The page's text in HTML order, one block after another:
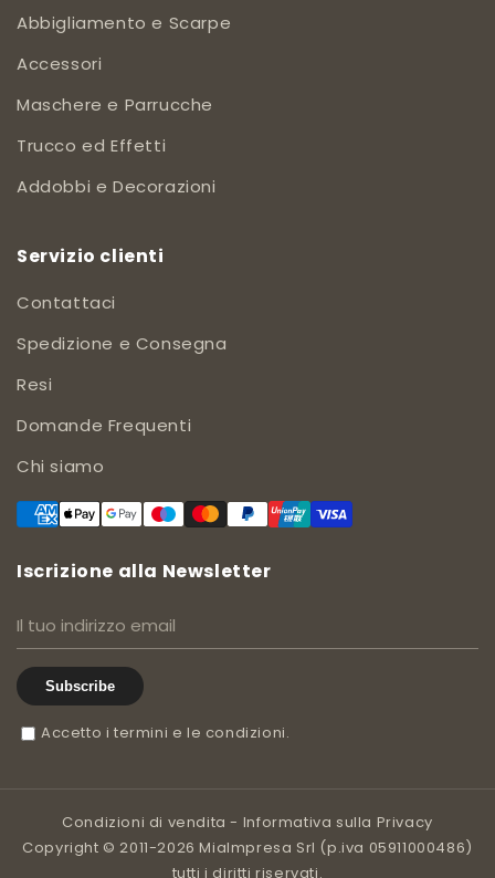
Abbigliamento e Scarpe
Accessori
Maschere e Parrucche
Trucco ed Effetti
Addobbi e Decorazioni
Servizio clienti
Contattaci
Spedizione e Consegna
Resi
Domande Frequenti
Chi siamo
Iscrizione alla Newsletter
Subscribe
Accetto i termini e le condizioni.
Condizioni di vendita - Informativa sulla Privacy
Copyright © 2011-2026 MiaImpresa Srl (p.iva 05911000486)
tutti i diritti riservati.